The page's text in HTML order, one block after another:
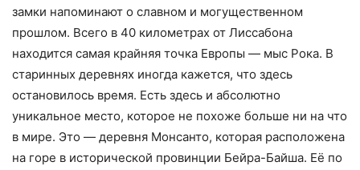
замки напоминают о славном и могущественном
прошлом. Всего в 40 километрах от Лиссабона
находится самая крайняя точка Европы — мыс Рока. В
старинных деревнях иногда кажется, что здесь
остановилось время. Есть здесь и абсолютно
уникальное место, которое не похоже больше ни на что
в мире. Это — деревня Монсанто, которая расположена
на горе в исторической провинции Бейра-Байша. Её по